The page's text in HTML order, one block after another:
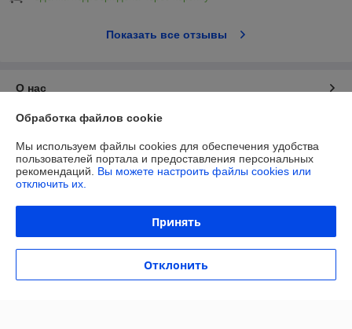
Показать все отзывы
О нас
Контакты
Доставка и оплата
Политика обработки cookies
Сайт создан на платформе Deal.by
Обработка файлов cookie
Мы используем файлы cookies для обеспечения удобства
пользователей портала и предоставления персональных
рекомендаций. Вы можете настроить файлы cookies или
отключить их.
Принять
Отклонить